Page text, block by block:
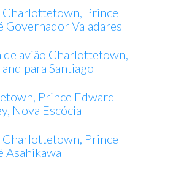
Charlottetown, Prince
Governador Valadares
de avião Charlottetown,
para Santiago
Prince Edward
Nova Escócia
Charlottetown, Prince
Asahikawa